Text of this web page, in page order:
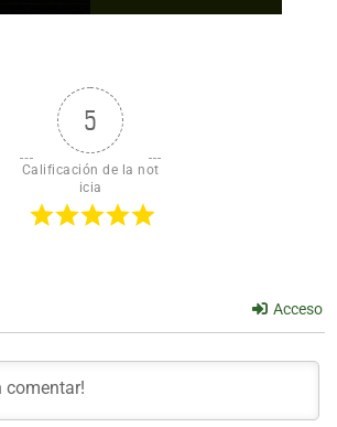
5
Calificación de la not
icia
Acceso